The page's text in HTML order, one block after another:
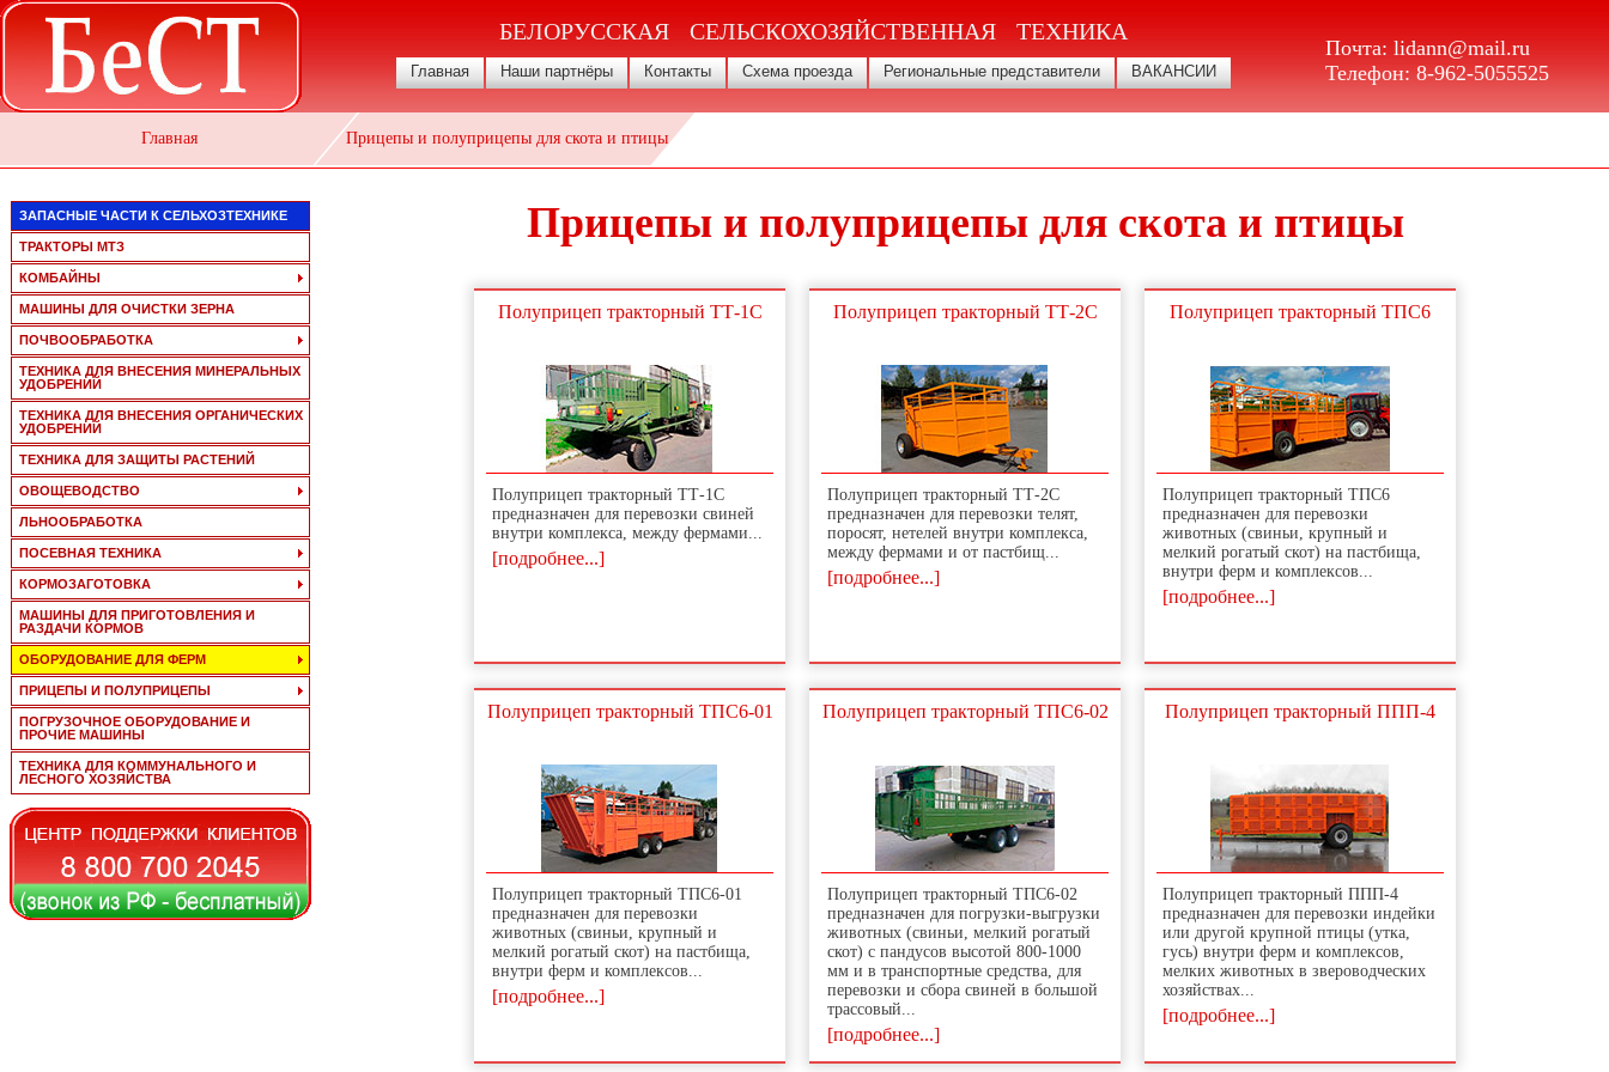
БЕЛОРУССКАЯ СЕЛЬСКОХОЗЯЙСТВЕННАЯ ТЕХНИКА
Главная Наши партнёры Контакты Схема проезда Региональные представители ВАКАНСИИ
Почта: lidann@mail.ru
Телефон: 8-962-5055525
Главная Прицепы и полуприцепы для скота и птицы
ЗАПАСНЫЕ ЧАСТИ К СЕЛЬХОЗТЕХНИКЕ
ТРАКТОРЫ МТЗ
КОМБАЙНЫ
МАШИНЫ ДЛЯ ОЧИСТКИ ЗЕРНА
ПОЧВООБРАБОТКА
ТЕХНИКА ДЛЯ ВНЕСЕНИЯ МИНЕРАЛЬНЫХ
УДОБРЕНИЙ
ТЕХНИКА ДЛЯ ВНЕСЕНИЯ ОРГАНИЧЕСКИХ
УДОБРЕНИЙ
ТЕХНИКА ДЛЯ ЗАЩИТЫ РАСТЕНИЙ
ОВОЩЕВОДСТВО
ЛЬНООБРАБОТКА
ПОСЕВНАЯ ТЕХНИКА
КОРМОЗАГОТОВКА
МАШИНЫ ДЛЯ ПРИГОТОВЛЕНИЯ И
РАЗДАЧИ КОРМОВ
ОБОРУДОВАНИЕ ДЛЯ ФЕРМ
ПРИЦЕПЫ И ПОЛУПРИЦЕПЫ
ПОГРУЗОЧНОЕ ОБОРУДОВАНИЕ И
ПРОЧИЕ МАШИНЫ
ТЕХНИКА ДЛЯ КОММУНАЛЬНОГО И
ЛЕСНОГО ХОЗЯЙСТВА
Прицепы и полуприцепы для скота и птицы
Полуприцеп тракторный ТТ-1С
Полуприцеп тракторный ТТ-1С
предназначен для перевозки свиней
внутри комплекса, между фермами...
[подробнее...]
Полуприцеп тракторный ТТ-2С
Полуприцеп тракторный ТТ-2С
предназначен для перевозки телят,
поросят, нетелей внутри комплекса,
между фермами и от пастбищ...
[подробнее...]
Полуприцеп тракторный ТПС6
Полуприцеп тракторный ТПС6
предназначен для перевозки
животных (свиньи, крупный и
мелкий рогатый скот) на пастбища,
внутри ферм и комплексов...
[подробнее...]
Полуприцеп тракторный ТПС6-01
Полуприцеп тракторный ТПС6-01
предназначен для перевозки
животных (свиньи, крупный и
мелкий рогатый скот) на пастбища,
внутри ферм и комплексов...
[подробнее...]
Полуприцеп тракторный ТПС6-02
Полуприцеп тракторный ТПС6-02
предназначен для погрузки-выгрузки
животных (свиньи, мелкий рогатый
скот) с пандусов высотой 800-1000
мм и в транспортные средства, для
перевозки и сбора свиней в большой
трассовый...
[подробнее...]
Полуприцеп тракторный ППП-4
Полуприцеп тракторный ППП-4
предназначен для перевозки индейки
или другой крупной птицы (утка,
гусь) внутри ферм и комплексов,
мелких животных в звероводческих
хозяйствах...
[подробнее...]